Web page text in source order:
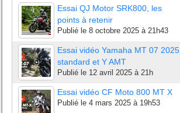
Essai QJ Motor SRK800, les
points à retenir
Publié le 8 octobre 2025 à 21h43
Essai vidéo Yamaha MT 07 2025
standard et Y AMT
Publié le 12 avril 2025 à 21h
Essai vidéo CF Moto 800 MT X
Publié le 4 mars 2025 à 19h53